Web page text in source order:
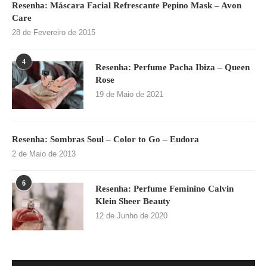
Resenha: Máscara Facial Refrescante Pepino Mask – Avon
Care
28 de Fevereiro de 2015
4
Resenha: Perfume Pacha Ibiza – Queen
Rose
19 de Maio de 2021
Resenha: Sombras Soul – Color to Go – Eudora
2 de Maio de 2013
6
Resenha: Perfume Feminino Calvin
Klein Sheer Beauty
12 de Junho de 2020